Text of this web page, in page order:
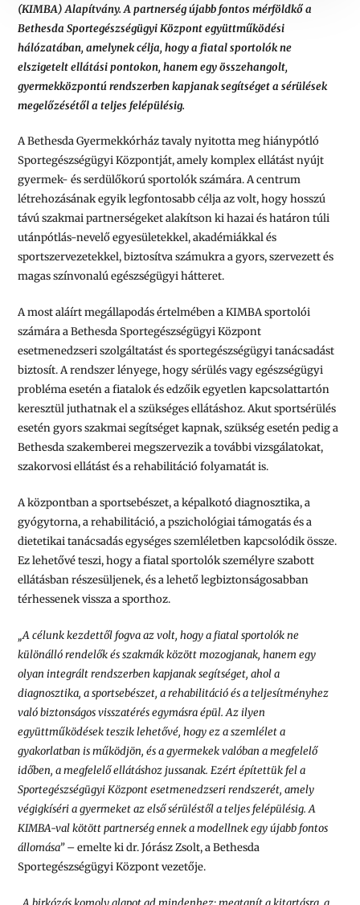
(KIMBA) Alapítvány. A partnerség újabb fontos mérföldkő a
Bethesda Sportegészségügyi Központ együttműködési
hálózatában, amelynek célja, hogy a fiatal sportolók ne
elszigetelt ellátási pontokon, hanem egy összehangolt,
gyermekközpontú rendszerben kapjanak segítséget a sérülések
megelőzésétől a teljes felépülésig.
A Bethesda Gyermekkórház tavaly nyitotta meg hiánypótló
Sportegészségügyi Központját, amely komplex ellátást nyújt
gyermek- és serdülőkorú sportolók számára. A centrum
létrehozásának egyik legfontosabb célja az volt, hogy hosszú
távú szakmai partnerségeket alakítson ki hazai és határon túli
utánpótlás-nevelő egyesületekkel, akadémiákkal és
sportszervezetekkel, biztosítva számukra a gyors, szervezett és
magas színvonalú egészségügyi hátteret.
A most aláírt megállapodás értelmében a KIMBA sportolói
számára a Bethesda Sportegészségügyi Központ
esetmenedzseri szolgáltatást és sportegészségügyi tanácsadást
biztosít. A rendszer lényege, hogy sérülés vagy egészségügyi
probléma esetén a fiatalok és edzőik egyetlen kapcsolattartón
keresztül juthatnak el a szükséges ellátáshoz. Akut sportsérülés
esetén gyors szakmai segítséget kapnak, szükség esetén pedig a
Bethesda szakemberei megszervezik a további vizsgálatokat,
szakorvosi ellátást és a rehabilitáció folyamatát is.
A központban a sportsebészet, a képalkotó diagnosztika, a
gyógytorna, a rehabilitáció, a pszichológiai támogatás és a
dietetikai tanácsadás egységes szemléletben kapcsolódik össze.
Ez lehetővé teszi, hogy a fiatal sportolók személyre szabott
ellátásban részesüljenek, és a lehető legbiztonságosabban
térhessenek vissza a sporthoz.
„A célunk kezdettől fogva az volt, hogy a fiatal sportolók ne
különálló rendelők és szakmák között mozogjanak, hanem egy
olyan integrált rendszerben kapjanak segítséget, ahol a
diagnosztika, a sportsebészet, a rehabilitáció és a teljesítményhez
való biztonságos visszatérés egymásra épül. Az ilyen
együttműködések teszik lehetővé, hogy ez a szemlélet a
gyakorlatban is működjön, és a gyermekek valóban a megfelelő
időben, a megfelelő ellátáshoz jussanak. Ezért építettük fel a
Sportegészségügyi Központ esetmenedzseri rendszerét, amely
végigkíséri a gyermeket az első sérüléstől a teljes felépülésig. A
KIMBA-val kötött partnerség ennek a modellnek egy újabb fontos
állomása”– emelte ki dr. Jórász Zsolt, a Bethesda
Sportegészségügyi Központ vezetője.